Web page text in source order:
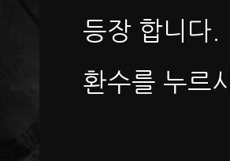
등장 합니다.
환수를 누르